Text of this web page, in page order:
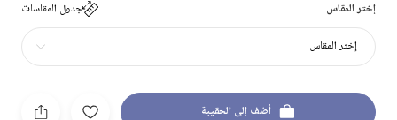
إختر المقاس جدول المقاسات
إختر المقاس
أضف إلى الحقيبة